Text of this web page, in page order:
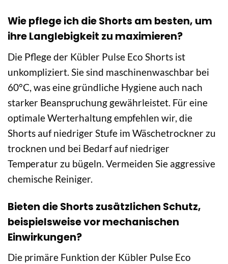
Wie pflege ich die Shorts am besten, um
ihre Langlebigkeit zu maximieren?
Die Pflege der Kübler Pulse Eco Shorts ist
unkompliziert. Sie sind maschinenwaschbar bei
60°C, was eine gründliche Hygiene auch nach
starker Beanspruchung gewährleistet. Für eine
optimale Werterhaltung empfehlen wir, die
Shorts auf niedriger Stufe im Wäschetrockner zu
trocknen und bei Bedarf auf niedriger
Temperatur zu bügeln. Vermeiden Sie aggressive
chemische Reiniger.
Bieten die Shorts zusätzlichen Schutz,
beispielsweise vor mechanischen
Einwirkungen?
Die primäre Funktion der Kübler Pulse Eco